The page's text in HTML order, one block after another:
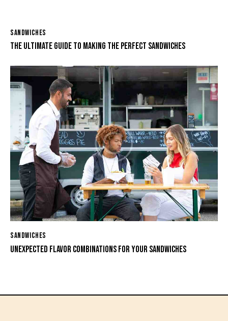
SANDWICHES
THE ULTIMATE GUIDE TO MAKING THE PERFECT SANDWICHES
SANDWICHES
UNEXPECTED FLAVOR COMBINATIONS FOR YOUR SANDWICHES